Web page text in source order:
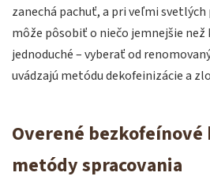
zanechá pachuť, a pri veľmi svetlých
môže pôsobiť o niečo jemnejšie než
jednoduché – vyberať od
uvádzajú metódu dekofeinizácie a
Overené
metódy spracovania